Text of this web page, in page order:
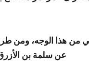
من هذا الوجه،
عن سلمة بن